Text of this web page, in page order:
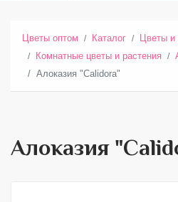
Цветы оптом Каталог
Цветы и
Комнатные цветы и растения
Алоказия "Calidora"
Алоказия